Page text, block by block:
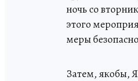
ночь со
этого
меры
Затем, якобы,